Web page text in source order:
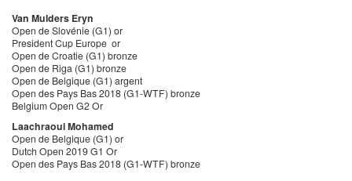
Van Mulders Eryn
Open de Slovénie (G1) or
President Cup Europe or
Open de Croatie (G1) bronze
Open de Riga (G1) bronze
Open de Belgique (G1) argent
Open des Pays Bas 2018 (G1-WTF) bronze
Belgium Open G2 Or
Laachraoui Mohamed
Open de Belgique (G1) or
Dutch Open 2019 G1 Or
Open des Pays Bas 2018 (G1-WTF) bronze